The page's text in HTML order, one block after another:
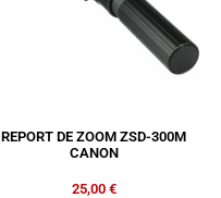
REPORT DE ZOOM ZSD-300M
CANON
25,00 €